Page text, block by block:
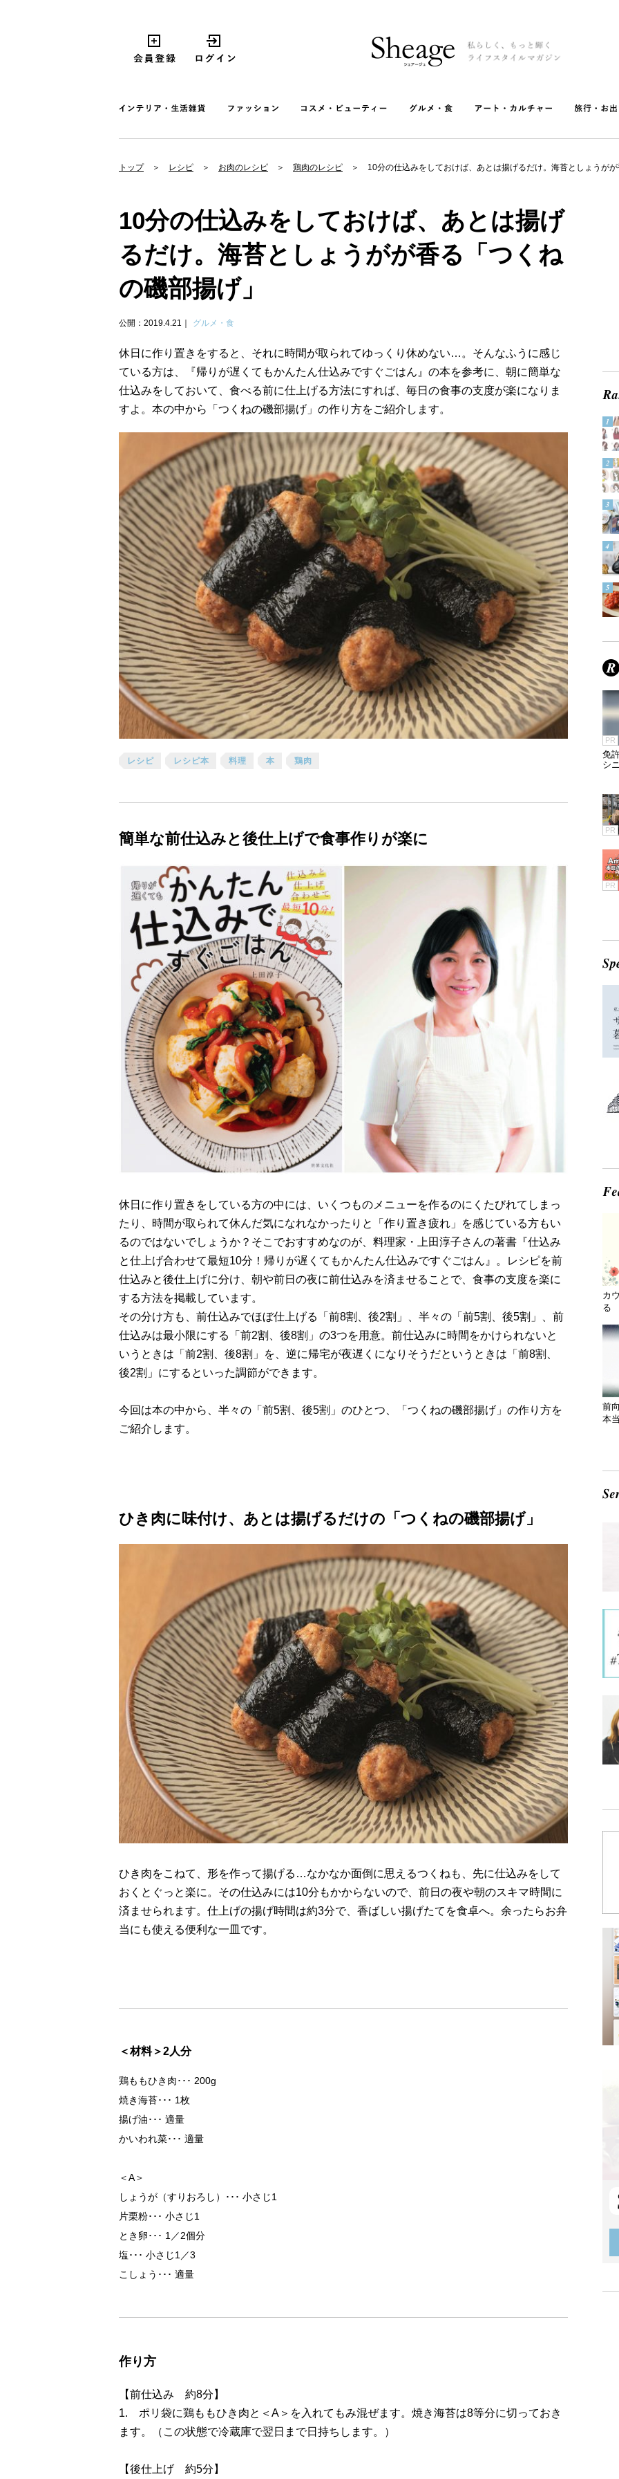
トップ レシピ お肉のレシピ 鶏肉のレシピ 10分の仕込みをしておけば、あとは揚げるだけ。海苔としょうが
10分の仕込みをしておけば、あとは揚げ
るだけ。海苔としょうがが香る「つくね
の磯部揚げ」
公開：2019.4.21 グルメ・食
休日に作り置きをすると、それに時間が取られてゆっくり休めない…。そんなふうに感じ
ている方は、『帰りが遅くてもかんたん仕込みですぐごはん』の本を参考に、朝に簡単な
仕込みをしておいて、食べる前に仕上げる方法にすれば、毎日の食事の支度が楽になりま
すよ。本の中から「つくねの磯部揚げ」の作り方をご紹介します。
レシピ レシピ本 料理 本 鶏肉
簡単な前仕込みと後仕上げで食事作りが楽に
休日に作り置きをしている方の中には、いくつものメニューを作るのにくたびれてしまっ
たり、時間が取られて休んだ気になれなかったりと「作り置き疲れ」を感じている方もい
るのではないでしょうか？そこでおすすめなのが、料理家・上田淳子さんの著書『仕込み
と仕上げ合わせて最短10分！帰りが遅くてもかんたん仕込みですぐごはん』。レシピを前
仕込みと後仕上げに分け、朝や前日の夜に前仕込みを済ませることで、食事の支度を楽に
する方法を掲載しています。
その分け方も、前仕込みでほぼ仕上げる「前8割、後2割」、半々の「前5割、後5割」、前
仕込みは最小限にする「前2割、後8割」の3つを用意。前仕込みに時間をかけられないと
いうときは「前2割、後8割」を、逆に帰宅が夜遅くになりそうだというときは「前8割、
後2割」にするといった調節ができます。
今回は本の中から、半々の「前5割、後5割」のひとつ、「つくねの磯部揚げ」の作り方を
ご紹介します。
ひき肉に味付け、あとは揚げるだけの「つくねの磯部揚げ」
ひき肉をこねて、形を作って揚げる…なかなか面倒に思えるつくねも、先に仕込みをして
おくとぐっと楽に。その仕込みには10分もかからないので、前日の夜や朝のスキマ時間に
済ませられます。仕上げの揚げ時間は約3分で、香ばしい揚げたてを食卓へ。余ったらお弁
当にも使える便利な一皿です。
＜材料＞2人分
鶏ももひき肉
200g
焼き海苔
1枚
揚げ油
適量
かいわれ菜
適量
＜A＞
しょうが（すりおろし）
小さじ1
片栗粉
小さじ1
とき卵
1／2個分
塩
小さじ1／3
こしょう
適量
作り方
【前仕込み 約8分】
1. ポリ袋に鶏ももひき肉と＜A＞を入れてもみ混ぜます。焼き海苔は8等分に切っておき
ます。（この状態で冷蔵庫で翌日まで日持ちします。）
【後仕上げ 約5分】
PR
免
シ
PR
PR
カ
る
前
本